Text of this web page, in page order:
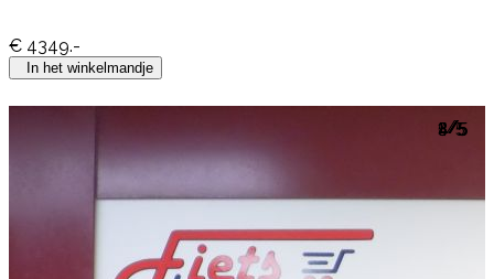
€ 4349.-
In het winkelmandje
1/5
2/5
3/5
4/5
5/5